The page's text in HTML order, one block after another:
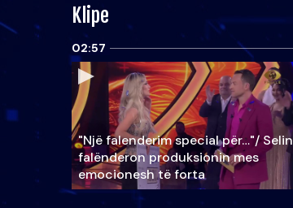
Klipe
02:57
"Një falenderim special për…"/ Selin
falënderon produksionin mes
emocionesh të forta